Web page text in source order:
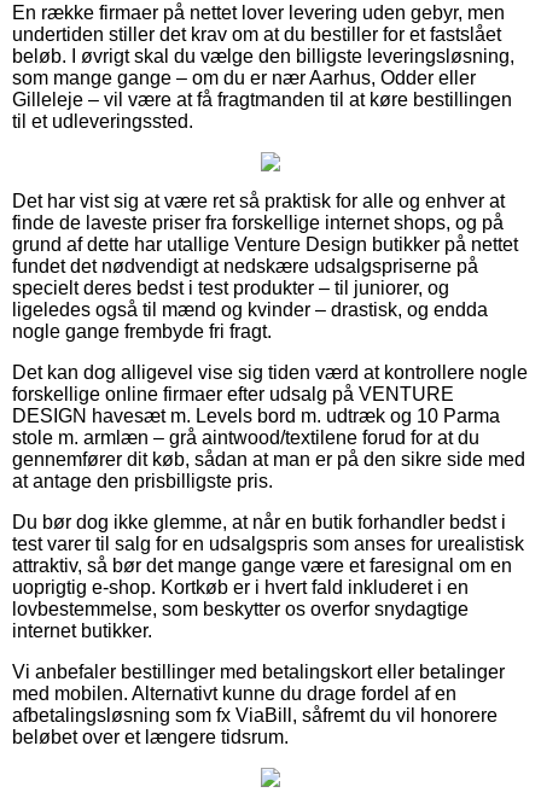
En række firmaer på nettet lover levering uden gebyr, men
undertiden stiller det krav om at du bestiller for et fastslået
beløb. I øvrigt skal du vælge den billigste leveringsløsning,
som mange gange – om du er nær Aarhus, Odder eller
Gilleleje – vil være at få fragtmanden til at køre bestillingen
til et udleveringssted.
Det har vist sig at være ret så praktisk for alle og enhver at
finde de laveste priser fra forskellige internet shops, og på
grund af dette har utallige Venture Design butikker på nettet
fundet det nødvendigt at nedskære udsalgspriserne på
specielt deres bedst i test produkter – til juniorer, og
ligeledes også til mænd og kvinder – drastisk, og endda
nogle gange frembyde fri fragt.
Det kan dog alligevel vise sig tiden værd at kontrollere nogle
forskellige online firmaer efter udsalg på VENTURE
DESIGN havesæt m. Levels bord m. udtræk og 10 Parma
stole m. armlæn – grå aintwood/textilene forud for at du
gennemfører dit køb, sådan at man er på den sikre side med
at antage den prisbilligste pris.
Du bør dog ikke glemme, at når en butik forhandler bedst i
test varer til salg for en udsalgspris som anses for urealistisk
attraktiv, så bør det mange gange være et faresignal om en
uoprigtig e-shop. Kortkøb er i hvert fald inkluderet i en
lovbestemmelse, som beskytter os overfor snydagtige
internet butikker.
Vi anbefaler bestillinger med betalingskort eller betalinger
med mobilen. Alternativt kunne du drage fordel af en
afbetalingsløsning som fx ViaBill, såfremt du vil honorere
beløbet over et længere tidsrum.